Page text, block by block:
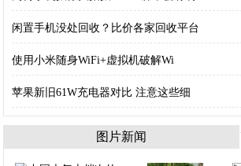
闲置手机没处回收？比价各家回收平台
使用小米随身WiFi+虚拟机破解Wi
苹果新旧61W充电器对比 注意这些细
图片新闻